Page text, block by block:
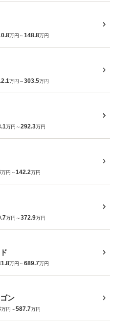
万円～148.8万円
万円～303.5万円
万円～292.3万円
万円～142.2万円
万円～372.9万円
万円～689.7万円
ン
万円～587.7万円